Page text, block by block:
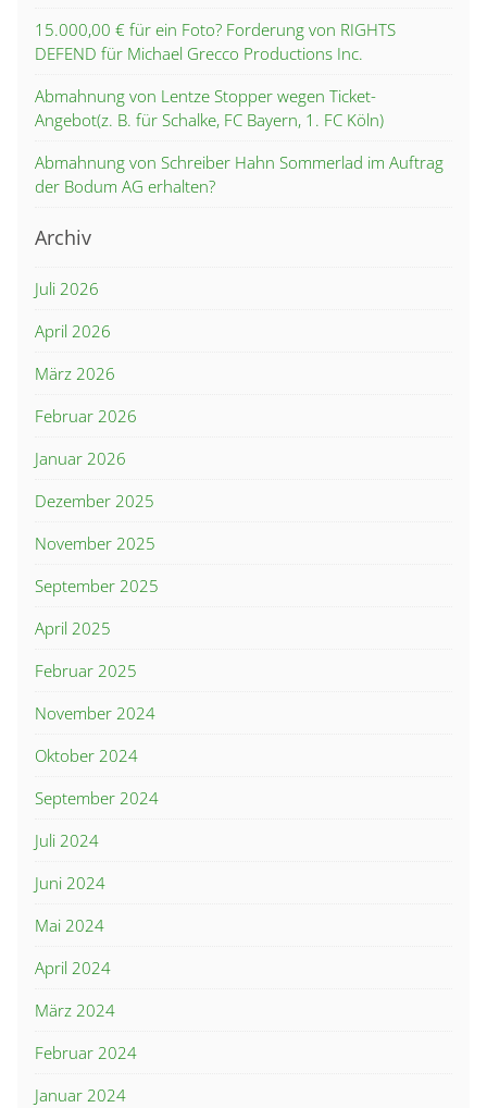
15.000,00 € für ein Foto? Forderung von RIGHTS
DEFEND für Michael Grecco Productions Inc.
Abmahnung von Lentze Stopper wegen Ticket-
Angebot(z. B. für Schalke, FC Bayern, 1. FC Köln)
Abmahnung von Schreiber Hahn Sommerlad im Auftrag
der Bodum AG erhalten?
Archiv
Juli 2026
April 2026
März 2026
Februar 2026
Januar 2026
Dezember 2025
November 2025
September 2025
April 2025
Februar 2025
November 2024
Oktober 2024
September 2024
Juli 2024
Juni 2024
Mai 2024
April 2024
März 2024
Februar 2024
Januar 2024